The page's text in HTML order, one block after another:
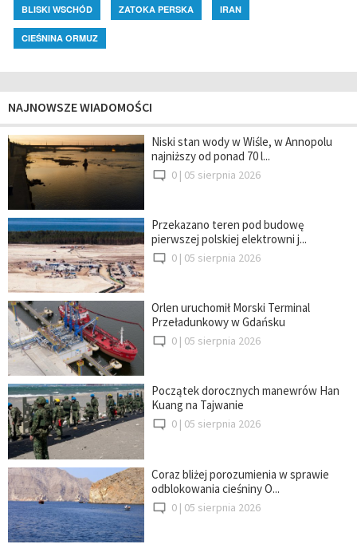
BLISKI WSCHÓD ZATOKA PERSKA IRAN
CIEŚNINA ORMUZ
NAJNOWSZE WIADOMOŚCI
Niski stan wody w Wiśle, w Annopolu
najniższy od ponad 70 l...
0 | 05 sierpnia 2026
Przekazano teren pod budowę
pierwszej polskiej elektrowni j...
0 | 05 sierpnia 2026
Orlen uruchomił Morski Terminal
Przeładunkowy w Gdańsku
0 | 05 sierpnia 2026
Początek dorocznych manewrów Han
Kuang na Tajwanie
0 | 05 sierpnia 2026
Coraz bliżej porozumienia w sprawie
odblokowania cieśniny O...
0 | 05 sierpnia 2026